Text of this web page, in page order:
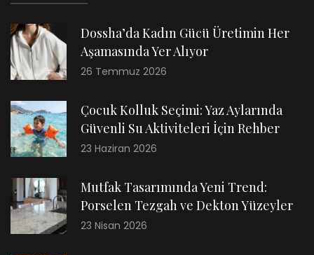
Dossha’da Kadın Gücü Üretimin Her
Aşamasında Yer Alıyor
26 Temmuz 2026
Çocuk Kolluk Seçimi: Yaz Aylarında
Güvenli Su Aktiviteleri İçin Rehber
23 Haziran 2026
Mutfak Tasarımında Yeni Trend:
Porselen Tezgah ve Dekton Yüzeyler
23 Nisan 2026